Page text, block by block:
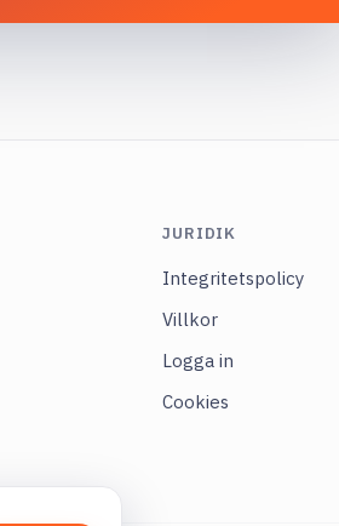
JURIDIK
Integritetspolicy
Villkor
Logga in
Cookies